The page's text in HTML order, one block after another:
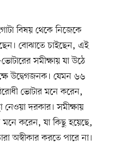
গোটা বিষয় থেকে নিজেকে
বোঝাতে চাইছেন, এই
সমীক্ষায় যা উঠে
উদ্বেগজনক। যেমন ৬৬
ভোটার মনে করেন,
নেওয়া দরকার। সমীক্ষায়
করেন, যা কিছু হয়েছে,
অস্বীকার করতে পারে না।